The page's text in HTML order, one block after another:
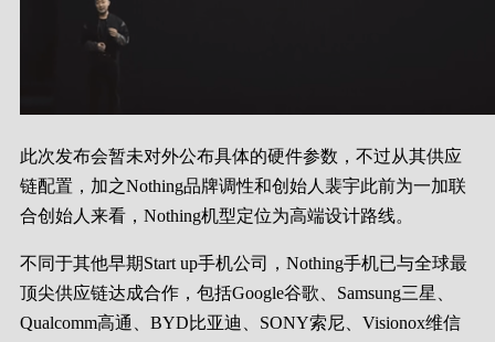
此次发布会暂未对外公布具体的硬件参数，不过从其供应
链配置，加之Nothing品牌调性和创始人裴宇此前为一加联
合创始人来看，Nothing机型定位为高端设计路线。
不同于其他早期Start up手机公司，Nothing手机已与全球最
顶尖供应链达成合作，包括Google谷歌、Samsung三星、
Qualcomm高通、BYD比亚迪、SONY索尼、Visionox维信